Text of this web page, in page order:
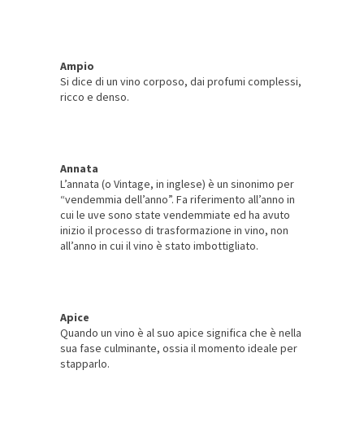
Ampio
Si dice di un vino corposo, dai profumi complessi,
ricco e denso.
Annata
L’annata (o Vintage, in inglese) è un sinonimo per
“vendemmia dell’anno”. Fa riferimento all’anno in
cui le uve sono state vendemmiate ed ha avuto
inizio il processo di trasformazione in vino, non
all’anno in cui il vino è stato imbottigliato.
Apice
Quando un vino è al suo apice significa che è nella
sua fase culminante, ossia il momento ideale per
stapparlo.